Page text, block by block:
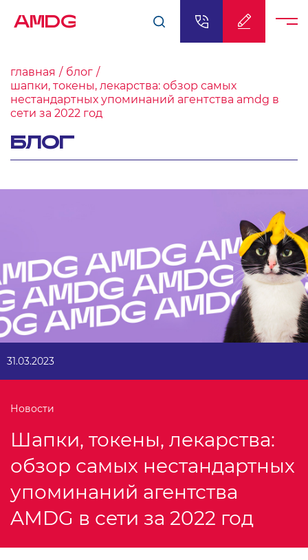
AMDG
главная
блог
шапки, токены, лекарства: обзор самых
нестандартных упоминаний агентства amdg в
сети за 2022 год
БЛОГ
31.03.2023
Новости
Шапки, токены, лекарства:
обзор самых нестандартных
упоминаний агентства
AMDG в сети за 2022 год